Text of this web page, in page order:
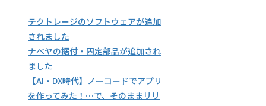
テクトレージのソフトウェアが追加
されました
ナベヤの据付・固定部品が追加され
ました
【AI・DX時代】ノーコードでアプリ
を作ってみた！…で、そのままリリ